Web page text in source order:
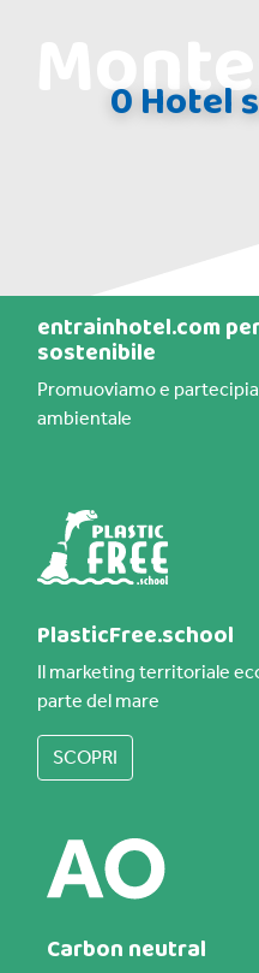
0 Hotel
entrainhotel.com
sostenibile
Promuoviamo e
ambientale
PlasticFree.school
Il marketing territoriale
parte del mare
SCOPRI
Carbon neutral